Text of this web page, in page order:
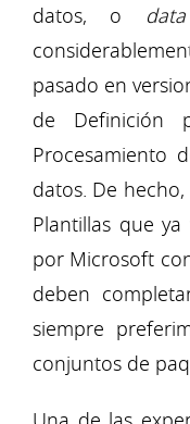
datos, o
pasado en
de Definición
Procesamiento
datos. De
Plantillas que
por Microsoft
deben
siempre
conjuntos de